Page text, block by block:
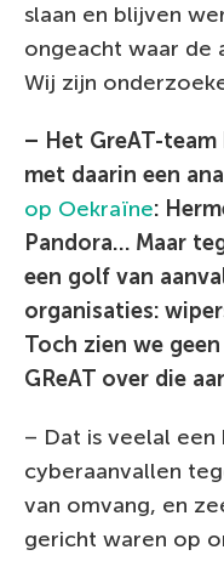
slaan en blijven
ongeacht waar de
Wij zijn
– Het GreAT-
met daarin een
op Oekraïne:
Pandora… Maar
een golf van
organisaties:
Toch zien we
GReAT over die
– Dat is veelal
cyberaanvallen
van omvang, en
gericht waren op